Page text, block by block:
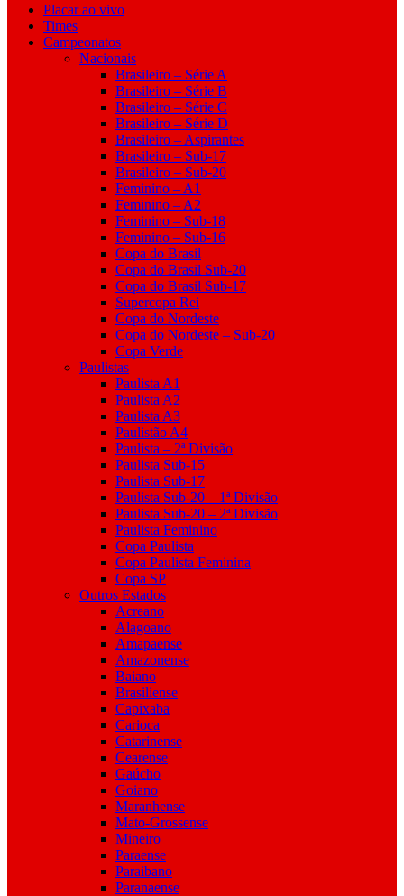
Placar ao vivo
Times
Campeonatos
Nacionais
Brasileiro – Série A
Brasileiro – Série B
Brasileiro – Série C
Brasileiro – Série D
Brasileiro – Aspirantes
Brasileiro – Sub-17
Brasileiro – Sub-20
Feminino – A1
Feminino – A2
Feminino – Sub-18
Feminino – Sub-16
Copa do Brasil
Copa do Brasil Sub-20
Copa do Brasil Sub-17
Supercopa Rei
Copa do Nordeste
Copa do Nordeste – Sub-20
Copa Verde
Paulistas
Paulista A1
Paulista A2
Paulista A3
Paulistão A4
Paulista – 2ª Divisão
Paulista Sub-15
Paulista Sub-17
Paulista Sub-20 – 1ª Divisão
Paulista Sub-20 – 2ª Divisão
Paulista Feminino
Copa Paulista
Copa Paulista Feminina
Copa SP
Outros Estados
Acreano
Alagoano
Amapaense
Amazonense
Baiano
Brasiliense
Capixaba
Carioca
Catarinense
Cearense
Gaúcho
Goiano
Maranhense
Mato-Grossense
Mineiro
Paraense
Paraibano
Paranaense